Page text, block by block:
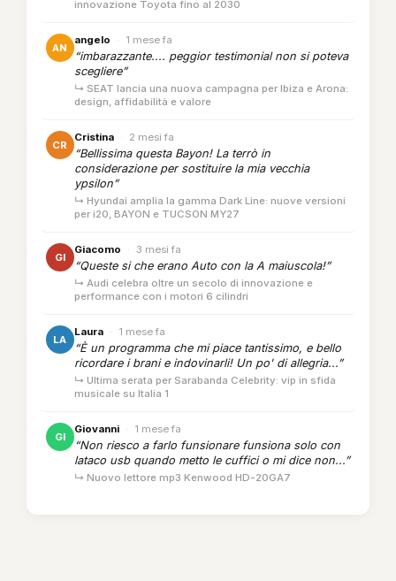
innovazione Toyota fino al 2030
AN
angelo · 1 mese fa
“imbarazzante.... peggior testimonial non si poteva
scegliere”
↳ SEAT lancia una nuova campagna per Ibiza e Arona:
design, affidabilità e valore
CR
Cristina · 2 mesi fa
“Bellissima questa Bayon! La terrò in
considerazione per sostituire la mia vecchia
ypsilon”
↳ Hyundai amplia la gamma Dark Line: nuove versioni
per i20, BAYON e TUCSON MY27
GI
Giacomo · 3 mesi fa
“Queste si che erano Auto con la A maiuscola!”
↳ Audi celebra oltre un secolo di innovazione e
performance con i motori 6 cilindri
LA
Laura · 1 mese fa
“È un programma che mi piace tantissimo, e bello
ricordare i brani e indovinarli! Un po' di allegria...”
↳ Ultima serata per Sarabanda Celebrity: vip in sfida
musicale su Italia 1
GI
Giovanni · 1 mese fa
“Non riesco a farlo funsionare funsiona solo con
lataco usb quando metto le cuffici o mi dice non...”
↳ Nuovo lettore mp3 Kenwood HD-20GA7